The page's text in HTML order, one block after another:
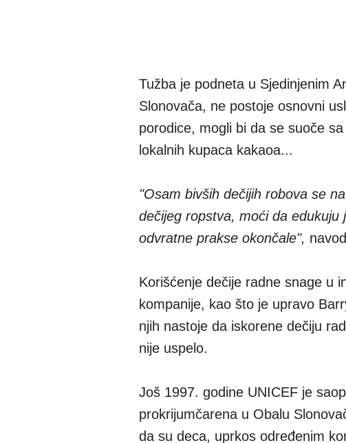
Tužba je podneta u Sjedinjenim
Slonovača, ne postoje osnovni
porodice, mogli bi da se suoče
lokalnih kupaca kakaoa...
"Osam bivših dečijih robova se
dečijeg ropstva, moći da
odvratne prakse okončale",
Korišćenje dečije radne snage u
kompanije, kao što je upravo
njih nastoje da iskorene dečiju
nije uspelo.
Još 1997. godine UNICEF je
prokrijumčarena u Obalu
da su deca, uprkos određenim